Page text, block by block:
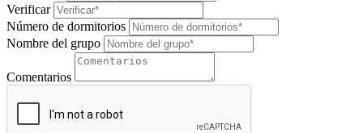
Verificar
Número de dormitorios
Nombre del grupo
Comentarios